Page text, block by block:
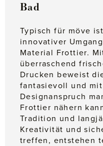
Bad
Typisch für möve
innovativer
Material Frottier.
überraschend
Drucken beweist
fantasievoll und
Designanspruch
Frottier nähern
Tradition und
Kreativität und
treffen, entstehen